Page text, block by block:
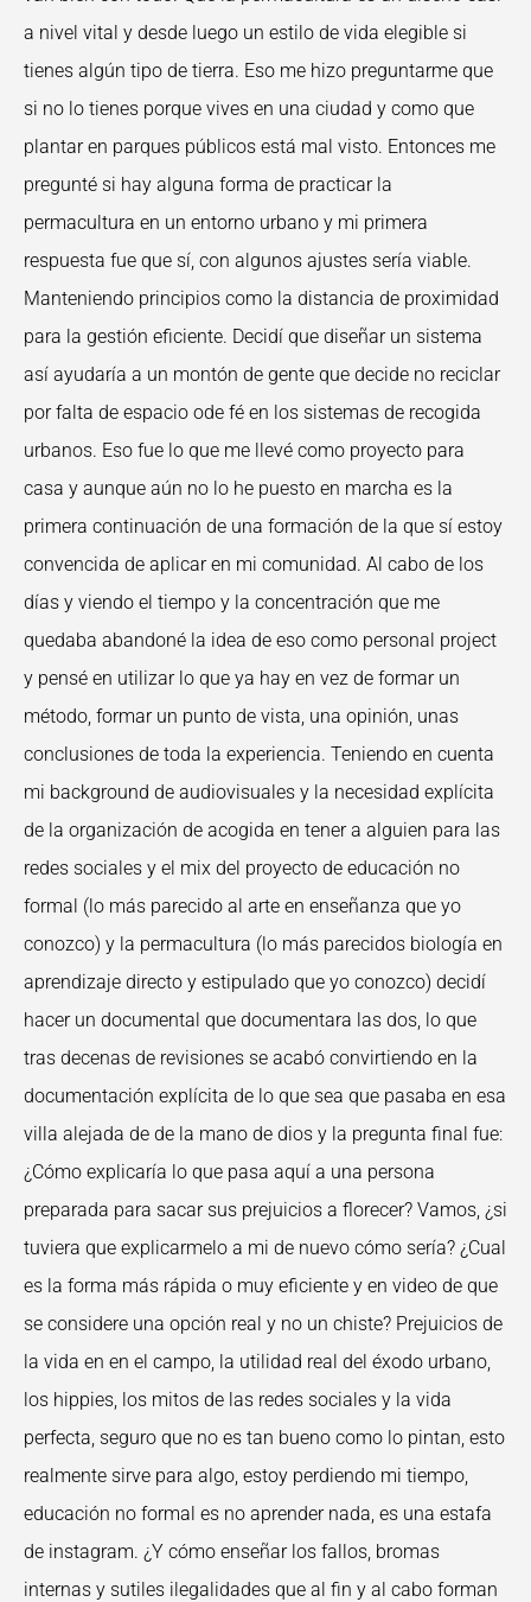
a nivel vital y desde luego un estilo de vida elegible si
tienes algún tipo de tierra. Eso me hizo preguntarme que
si no lo tienes porque vives en una ciudad y como que
plantar en parques públicos está mal visto. Entonces me
pregunté si hay alguna forma de practicar la
permacultura en un entorno urbano y mi primera
respuesta fue que sí, con algunos ajustes sería viable.
Manteniendo principios como la distancia de proximidad
para la gestión eficiente. Decidí que diseñar un sistema
así ayudaría a un montón de gente que decide no reciclar
por falta de espacio ode fé en los sistemas de recogida
urbanos. Eso fue lo que me llevé como proyecto para
casa y aunque aún no lo he puesto en marcha es la
primera continuación de una formación de la que sí estoy
convencida de aplicar en mi comunidad. Al cabo de los
días y viendo el tiempo y la concentración que me
quedaba abandoné la idea de eso como personal project
y pensé en utilizar lo que ya hay en vez de formar un
método, formar un punto de vista, una opinión, unas
conclusiones de toda la experiencia. Teniendo en cuenta
mi background de audiovisuales y la necesidad explícita
de la organización de acogida en tener a alguien para las
redes sociales y el mix del proyecto de educación no
formal (lo más parecido al arte en enseñanza que yo
conozco) y la permacultura (lo más parecidos biología en
aprendizaje directo y estipulado que yo conozco) decidí
hacer un documental que documentara las dos, lo que
tras decenas de revisiones se acabó convirtiendo en la
documentación explícita de lo que sea que pasaba en esa
villa alejada de de la mano de dios y la pregunta final fue:
¿Cómo explicaría lo que pasa aquí a una persona
preparada para sacar sus prejuicios a florecer? Vamos, ¿si
tuviera que explicarmelo a mi de nuevo cómo sería? ¿Cual
es la forma más rápida o muy eficiente y en video de que
se considere una opción real y no un chiste? Prejuicios de
la vida en en el campo, la utilidad real del éxodo urbano,
los hippies, los mitos de las redes sociales y la vida
perfecta, seguro que no es tan bueno como lo pintan, esto
realmente sirve para algo, estoy perdiendo mi tiempo,
educación no formal es no aprender nada, es una estafa
de instagram. ¿Y cómo enseñar los fallos, bromas
internas y sutiles ilegalidades que al fin y al cabo forman